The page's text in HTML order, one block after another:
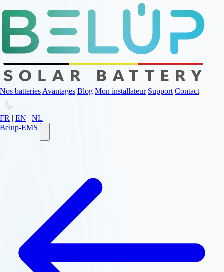
Nos batteries Avantages Blog Mon installateur Support Contact
FR | EN | NL
Belup-EMS